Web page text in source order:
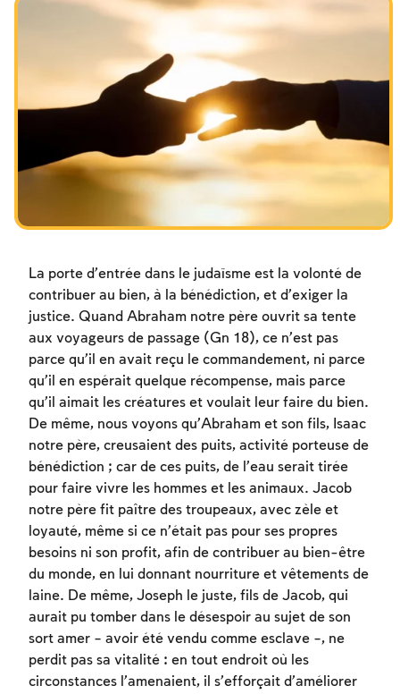
La porte d’entrée dans le judaïsme est la volonté de
contribuer au bien, à la bénédiction, et d’exiger la
justice. Quand Abraham notre père ouvrit sa tente
aux voyageurs de passage (Gn 18), ce n’est pas
parce qu’il en avait reçu le commandement, ni parce
qu’il en espérait quelque récompense, mais parce
qu’il aimait les créatures et voulait leur faire du bien.
De même, nous voyons qu’Abraham et son fils, Isaac
notre père, creusaient des puits, activité porteuse de
bénédiction ; car de ces puits, de l’eau serait tirée
pour faire vivre les hommes et les animaux. Jacob
notre père fit paître des troupeaux, avec zèle et
loyauté, même si ce n’était pas pour ses propres
besoins ni son profit, afin de contribuer au bien-être
du monde, en lui donnant nourriture et vêtements de
laine. De même, Joseph le juste, fils de Jacob, qui
aurait pu tomber dans le désespoir au sujet de son
sort amer – avoir été vendu comme esclave –, ne
perdit pas sa vitalité : en tout endroit où les
circonstances l’amenaient, il s’efforçait d’améliorer